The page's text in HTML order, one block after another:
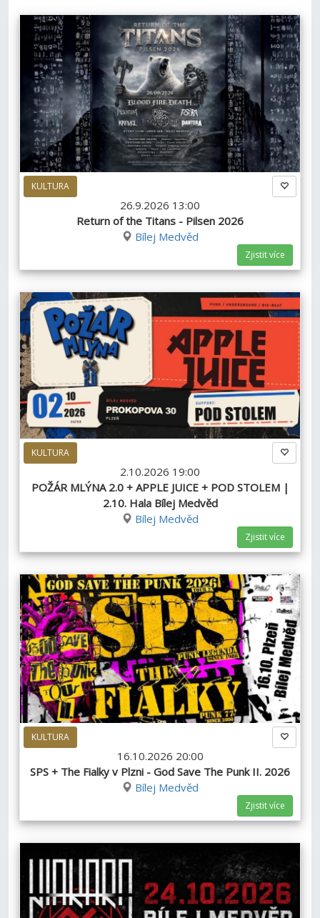
KULTURA
26.9.2026 13:00
Return of the Titans - Pilsen 2026​
Bílej Medvěd
Zjistit více
KULTURA
2.10.2026 19:00
POŽÁR MLÝNA 2.0 + APPLE JUICE + POD STOLEM |
2.10. Hala Bílej Medvěd
Bílej Medvěd
Zjistit více
KULTURA
16.10.2026 20:00
SPS + The Fialky v Plzni - God Save The Punk II. 2026
Bílej Medvěd
Zjistit více